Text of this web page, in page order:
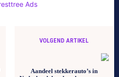
VOLGEND ARTIKEL
Aandeel stekkerauto’s in